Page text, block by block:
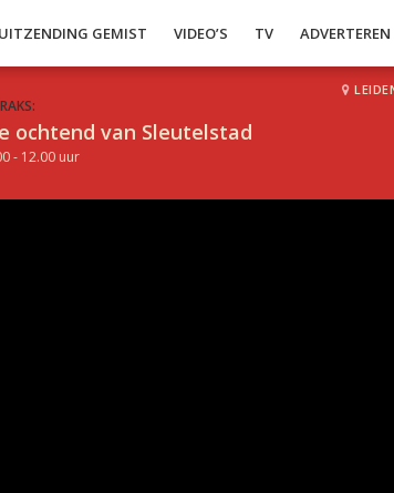
UITZENDING GEMIST VIDEO’S TV ADVERTEREN
ochtend van Sleutelstad
- 12.00 uur